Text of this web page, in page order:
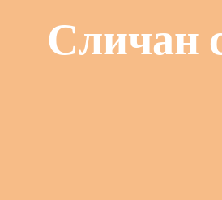
Сличан